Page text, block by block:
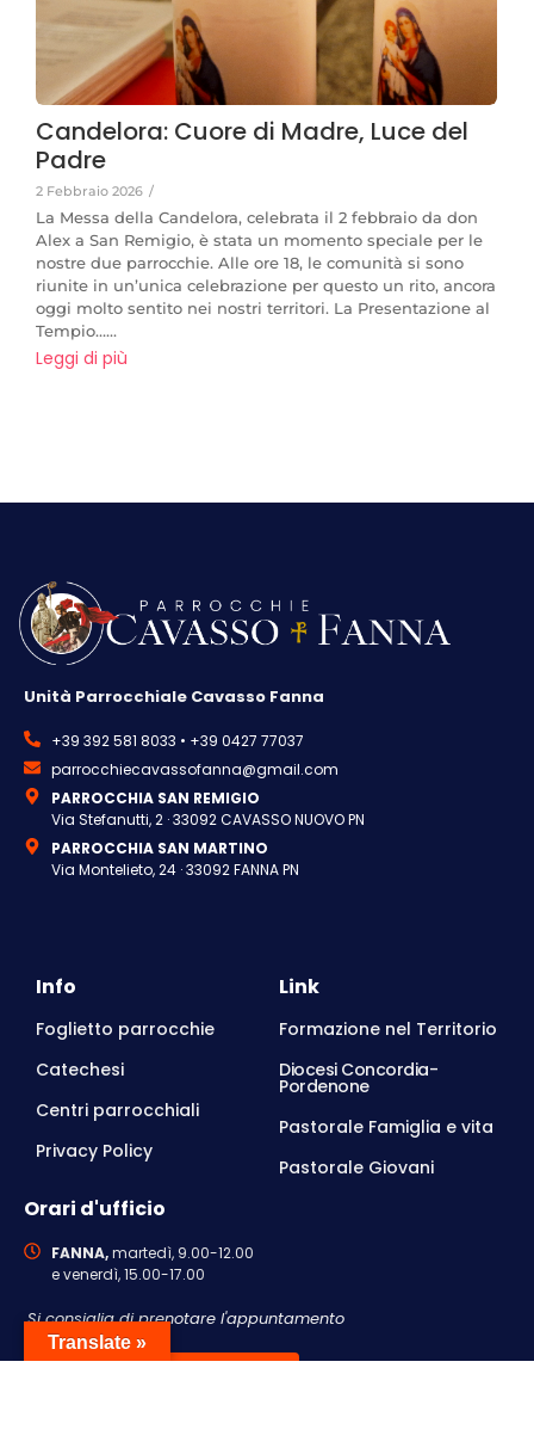
Candelora: Cuore di Madre, Luce del
Padre​
2 Febbraio 2026 /
La Messa della Candelora, celebrata il 2 febbraio da don
Alex a San Remigio, è stata un momento speciale per le
nostre due parrocchie. Alle ore 18, le comunità si sono
riunite in un’unica celebrazione per questo un rito, ancora
oggi molto sentito nei nostri territori. La Presentazione al
Tempio…...
Leggi di più
Unità Parrocchiale Cavasso Fanna
+39 392 581 8033 • +39 0427 77037
parrocchiecavassofanna@gmail.com
PARROCCHIA SAN REMIGIO
Via Stefanutti, 2 · 33092 CAVASSO NUOVO PN
PARROCCHIA SAN MARTINO
Via Montelieto, 24 · 33092 FANNA PN
Info
Foglietto parrocchie
Catechesi
Centri parrocchiali
Privacy Policy
Link
Formazione nel Territorio
Diocesi Concordia-
Pordenone
Pastorale Famiglia e vita
Pastorale Giovani
Orari d'ufficio
FANNA,martedì, 9.00-12.00
e venerdì, 15.00-17.00
Si consiglia di prenotare l'appuntamento
Translate »